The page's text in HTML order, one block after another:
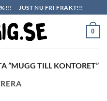
JUST NU FRI FRAKT!!!
0
”MUGG TILL KONTORET”